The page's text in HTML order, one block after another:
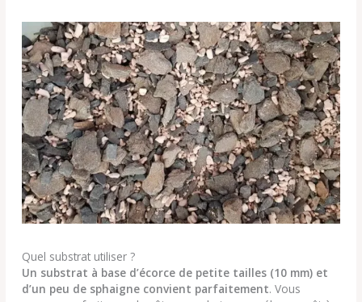
Quel substrat utiliser ?
Un substrat à base d’écorce de petite tailles (10 mm) et
d’un peu de sphaigne convient parfaitement. Vous